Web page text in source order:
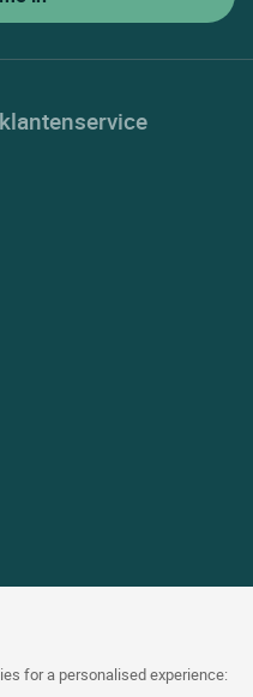
for a personalised experience: